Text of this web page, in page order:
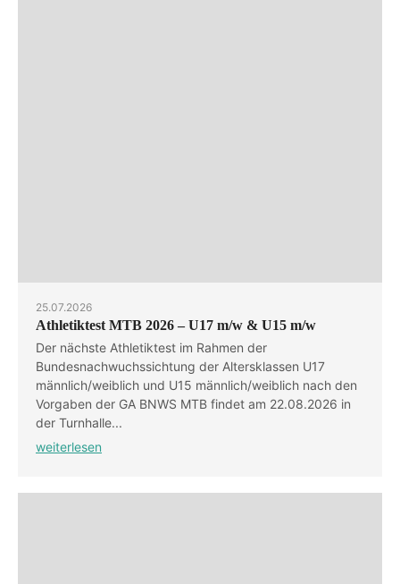
25.07.2026
Athletiktest MTB 2026 – U17 m/w & U15 m/w
Der nächste Athletiktest im Rahmen der
Bundesnachwuchssichtung der Altersklassen U17
männlich/weiblich und U15 männlich/weiblich nach den
Vorgaben der GA BNWS MTB findet am 22.08.2026 in
der Turnhalle...
weiterlesen